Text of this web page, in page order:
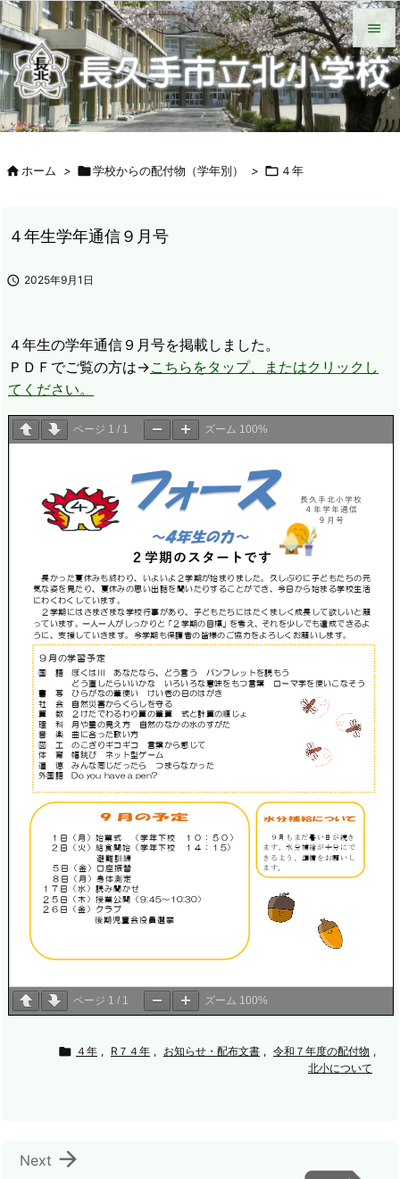


メニュ

サイド
HOME 北小について 今日の北小 緊急時の対応
各種説明会
ＰＴＡ手帳（Web版）
ＰＴＡの窓
いじめ防止基本方針
学校からの配付物（学年別）
タブレット端末wifi接続手段
ホーム > 学校からの配付物（学年別） >  ４年
４年生学年通信９月号
 2025年9月1日
４年生の学年通信９月号を掲載しました。
ＰＤＦでご覧の方は→こちらをタップ、またはクリックし
てください。
ページ 1 / 1 ズーム 100%
ページ 1 / 1 ズーム 100%
 ４年 , R７４年 , お知らせ・配布文書 , 令和７年度の配付物 ,
北小について

Next